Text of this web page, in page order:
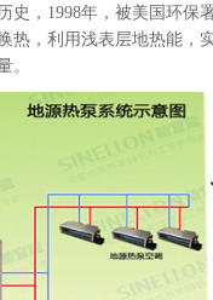
史，1998年，被美国环保
热，利用浅表层地热能，
。